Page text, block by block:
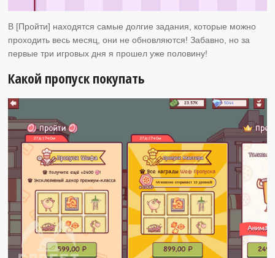
В [Пройти] находятся самые долгие задания, которые можно
проходить весь месяц, они не обновляются! Забавно, но за
первые три игровых дня я прошел уже половину!
Какой пропуск покупать